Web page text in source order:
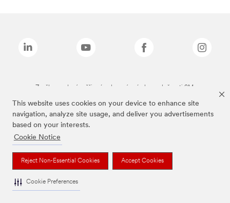
This website uses cookies on your device to enhance site
navigation, analyze site usage, and deliver you advertisements
based on your interests.
Cookie Notice
Reject Non-Essential Cookies Accept Cookies
Cookie Preferences
Značky uvedené vyššie sú ochranné známky spoločnosti 3M.